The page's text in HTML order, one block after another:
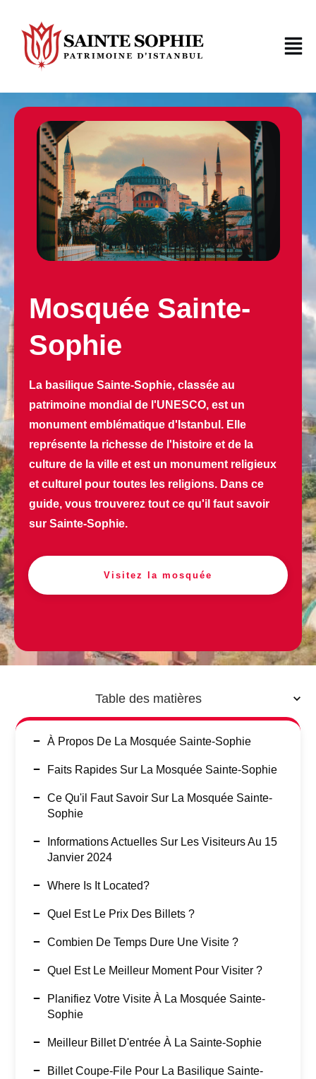
Mosquée Sainte-
Sophie
La basilique Sainte-Sophie, classée au
patrimoine mondial de l'UNESCO, est un
monument emblématique d'Istanbul. Elle
représente la richesse de l'histoire et de la
culture de la ville et est un monument religieux
et culturel pour toutes les religions. Dans ce
guide, vous trouverez tout ce qu'il faut savoir
sur Sainte-Sophie.
Visitez la mosquée
Table des matières
À Propos De La Mosquée Sainte-Sophie
Faits Rapides Sur La Mosquée Sainte-Sophie
Ce Qu'il Faut Savoir Sur La Mosquée Sainte-
Sophie
Informations Actuelles Sur Les Visiteurs Au 15
Janvier 2024
Where Is It Located?
Quel Est Le Prix Des Billets ?
Combien De Temps Dure Une Visite ?
Quel Est Le Meilleur Moment Pour Visiter ?
Planifiez Votre Visite À La Mosquée Sainte-
Sophie
Meilleur Billet D'entrée À La Sainte-Sophie
Billet Coupe-File Pour La Basilique Sainte-